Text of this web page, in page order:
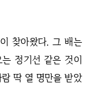
찾아왔다. 그 배는
정기선 같은 것이
딱 열 명만을 받았